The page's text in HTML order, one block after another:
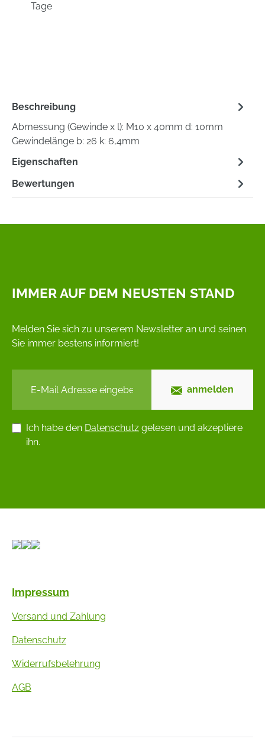
Tage
Beschreibung
Abmessung (Gewinde x l): M10 x 40mm d: 10mm
Gewindelänge b: 26 k: 6,4mm
Eigenschaften
Bewertungen
IMMER AUF DEM NEUSTEN STAND
Melden Sie sich zu unserem Newsletter an und seinen
Sie immer bestens informiert!
anmelden
Ich habe den Datenschutz gelesen und akzeptiere
ihn.
Impressum
Versand und Zahlung
Datenschutz
Widerrufsbelehrung
AGB